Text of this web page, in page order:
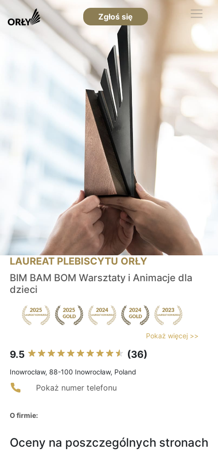
Zgłoś się
LAUREAT PLEBISCYTU ORŁY
BIM BAM BOM Warsztaty i Animacje dla
dzieci
Pokaż więcej >>
9.5 (36)
Inowrocław, 88-100 Inowrocław, Poland
Pokaż numer telefonu
O firmie:
Oceny na poszczególnych stronach